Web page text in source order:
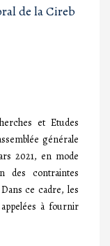
de la Cireb
et Etudes
générale
2021, en mode
des contraintes
ce cadre, les
à fournir